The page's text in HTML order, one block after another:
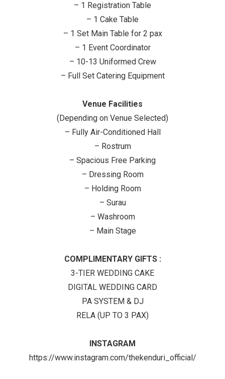
– 1 Registration Table
– 1 Cake Table
– 1 Set Main Table for 2 pax
– 1 Event Coordinator
– 10-13 Uniformed Crew
– Full Set Catering Equipment
Venue Facilities
(Depending on Venue Selected)
– Fully Air-Conditioned Hall
– Rostrum
– Spacious Free Parking
– Dressing Room
– Holding Room
– Surau
– Washroom
– Main Stage
COMPLIMENTARY GIFTS :
3-TIER WEDDING CAKE
DIGITAL WEDDING CARD
PA SYSTEM & DJ
RELA (UP TO 3 PAX)
INSTAGRAM
https://www.instagram.com/thekenduri_official/